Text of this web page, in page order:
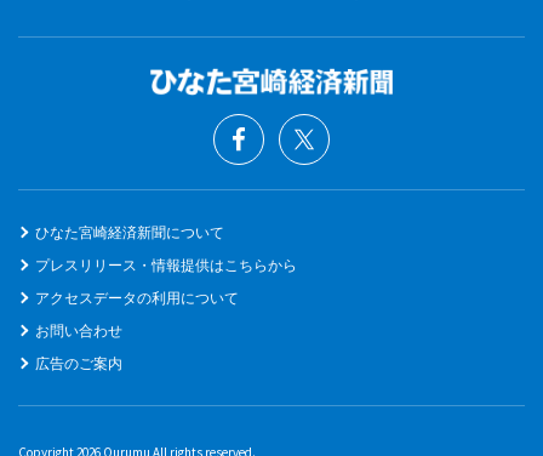
ひなた宮崎経済新聞について
プレスリリース・情報提供はこちらから
アクセスデータの利用について
お問い合わせ
広告のご案内
Copyright 2026 Qurumu All rights reserved.